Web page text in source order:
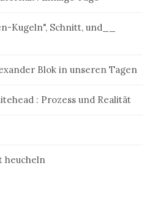
Kugeln", Schnitt, und__
Blok in unseren Tagen
: Prozess und Realität
heucheln